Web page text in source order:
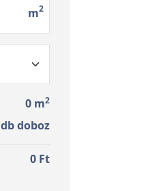
m2
0 m2
db doboz
0 Ft